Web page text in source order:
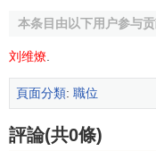
作為一個卓越或合格的
生產主管的註意
生產主管的
本条目由以下用户参与
刘维燎
頁面分類: 職位
評論(共0條)